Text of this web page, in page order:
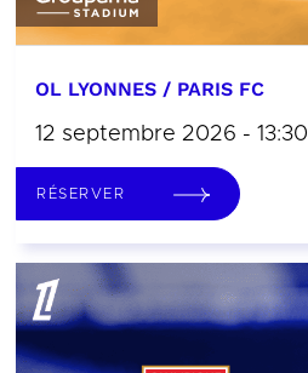
OL LYONNES / PARIS FC
12 septembre 2026 - 13:30
RÉSERVER